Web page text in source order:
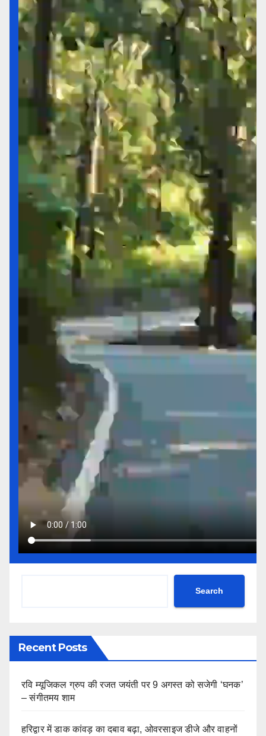
Search
Recent Posts
रवि म्यूजिकल ग्रुप की रजत जयंती पर 9 अगस्त को सजेगी ‘घनक’
– संगीतमय शाम
हरिद्वार में डाक कांवड़ का दबाव बढ़ा, ओवरसाइज डीजे और वाहनों